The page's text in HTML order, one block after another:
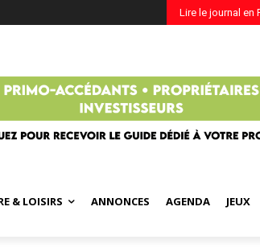
Lire le journal en
& LOISIRS ANNONCES AGENDA JEUX